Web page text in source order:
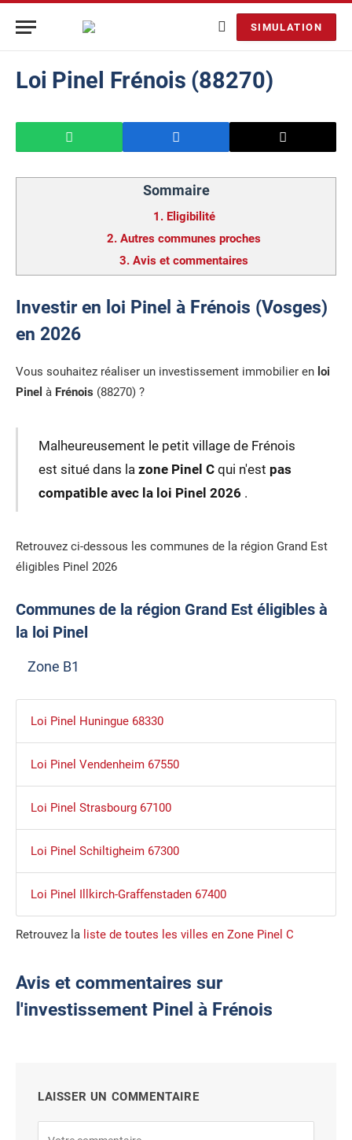
SIMULATION
Loi Pinel Frénois (88270)
Sommaire
1. Eligibilité
2. Autres communes proches
3. Avis et commentaires
Investir en loi Pinel à Frénois (Vosges)
en 2026
Vous souhaitez réaliser un investissement immobilier en loi
Pinel à Frénois (88270) ?
Malheureusement le petit village de Frénois
est situé dans la zone Pinel Cqui n'est pas
compatible avec la loi Pinel 2026 .
Retrouvez ci-dessous les communes de la région Grand Est
éligibles Pinel 2026
Communes de la région Grand Est éligibles à
la loi Pinel
Zone B1
Loi Pinel Huningue 68330
Loi Pinel Vendenheim 67550
Loi Pinel Strasbourg 67100
Loi Pinel Schiltigheim 67300
Loi Pinel Illkirch-Graffenstaden 67400
Retrouvez la liste de toutes les villes en Zone Pinel C
Avis et commentaires sur
l'investissement Pinel à Frénois
LAISSER UN COMMENTAIRE